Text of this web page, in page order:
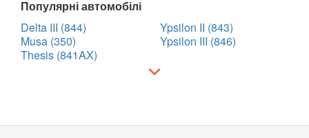
Популярні автомобілі
Delta III (844)
Musa (350)
Thesis (841AX)
Ypsilon II (843)
Ypsilon III (846)